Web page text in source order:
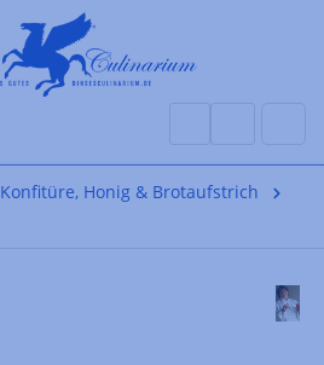
Konfitüre, Honig & Brotaufstrich